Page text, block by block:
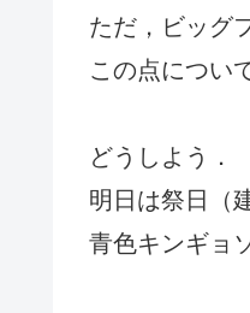
ただ，ビッグ
この点につい
どうしよう．
明日は祭日（
青色キンギョ